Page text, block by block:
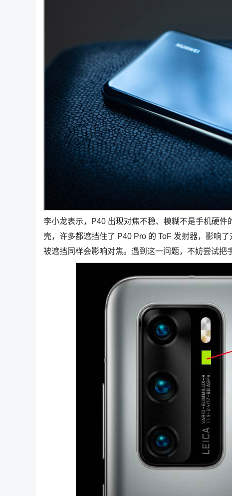
李小龙表示，P40 出现对焦不稳、模糊不是手机硬
壳，许多都遮挡住了 P40 Pro 的 ToF 发射器，影响
被遮挡同样会影响对焦。遇到这一问题，不妨尝试把